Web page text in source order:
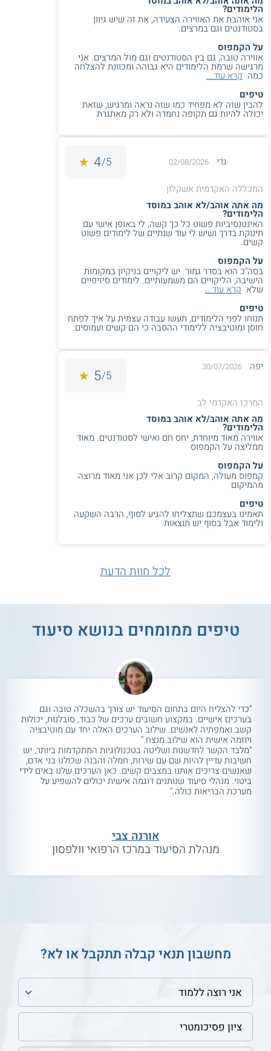
הלימודים?
אני אוהבת את האווירה הצעירה, את זה שיש גיוון
בסטודנטים וגם במרצים.
על הקמפוס
אווירה טובה, גם בין הסטודנטים וגם מול המרצים. אני
מרגישה שרמת הלימודים היא גבוהה ומכוונת להצלחה
כמה קרא עוד...
טיפים
להבין שזה לא מפחיד כמו שזה נראה ומרגיש, שזאת
יכולה להיות גם תקופה נחמדה ולא רק מאתגרת
גדי 02/08/2026
5/
4
המכללה האקדמית אשקלון
מה אתה אוהב/לא אוהב במוסד
הלימודים?
האינטנסיביות פשוט כל כך קשה, לי באופן אישי עם
תינוקת בדרך ושיש לי עוד שנתיים של לימודים פשוט
קשים.
על הקמפוס
בסה"כ הוא בסדר גמור. יש ליקויים בניקיון במקומות
הישיבה, הליקויים הם משמעותיים. לימודים סיזיפיים
שלא קרא עוד...
טיפים
תנוחו לפני הלימודים, תעשו עבודה עצמית על איך לפתח
חוסן ומוטיבציה ללימודי ההסבה כי הם קשים ועמוסים.
יפה 30/07/2026
5/
5
המרכז האקדמי לב
מה אתה אוהב/לא אוהב במוסד
הלימודים?
אווירה מאוד מיוחדת, יחס חם ואישי לסטודנטים. מאוד
ממליצה על הקמפוס
על הקמפוס
קמפוס מעולה, המקום קרוב אלי לכן אני מאוד מרוצה
מהמיקום
טיפים
תאמינו בעצמכם שתצליחו להגיע לסוף, הרבה השקעה
ולימוד אבל בסוף יש תוצאות
לכל חוות הדעת
טיפים ממומחים בנושא סיעוד
"כדי להצליח היום בתחום הסיעוד יש צורך בהשכלה טובה וגם
בערכים אישיים. במקצוע חשובים ערכים של כבוד, סובלנות, יכולות
קשב ואמפתיה לאנשים. שילוב הערכים האלה יחד עם מוטיבציה
ויוזמה אישית הוא שילוב מנצח."
"מלבד הקשר לחדשנות ושליטה בטכנולוגיות המתקדמות ביותר, יש
חשיבות עדיין להיות שם עם שירות, חמלה והבנה שכולנו בני אדם,
שאנשים צריכים אותנו במצבים קשים. כאן הערכים שלנו באים לידי
ביטוי. מנהלי סיעוד שנותנים דוגמה אישית יכולים להשפיע על
מערכת הבריאות כולה."
אורנה צבי
מנהלת הסיעוד במרכז הרפואי וולפסון
מחשבון תנאי קבלה תתקבל או לא?